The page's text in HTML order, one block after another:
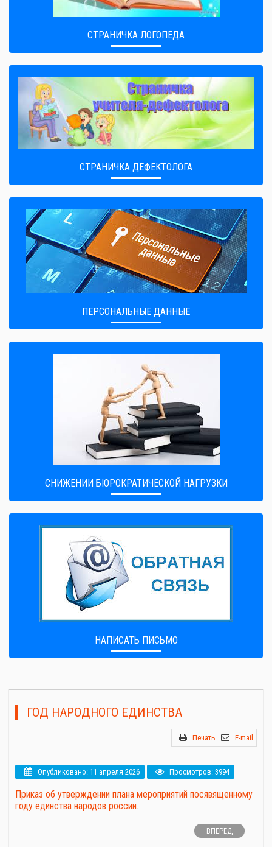
СТРАНИЧКА ЛОГОПЕДА
СТРАНИЧКА ДЕФЕКТОЛОГА
ПЕРСОНАЛЬНЫЕ ДАННЫЕ
CНИЖЕНИИ БЮРОКРАТИЧЕСКОЙ НАГРУЗКИ
НАПИСАТЬ ПИСЬМО
ГОД НАРОДНОГО ЕДИНСТВА
Печать E-mail
Опубликовано: 11 апреля 2026 Просмотров: 3994
Приказ об утверждении плана мероприятий посявященному
году единства народов россии.
ВПЕРЕД